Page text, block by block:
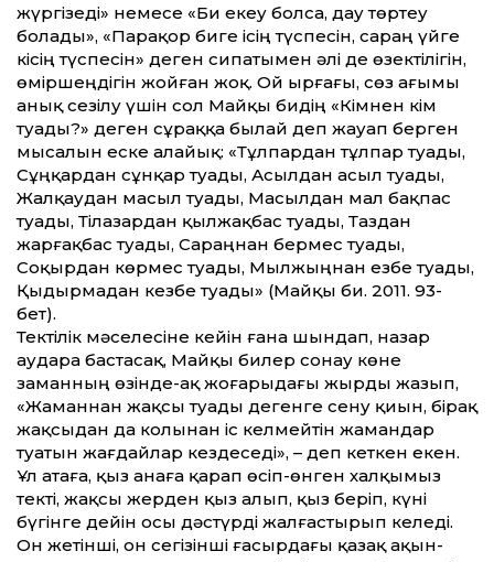
жүргізеді» немесе «Би екеу болса, дау төртеу
болады», «Парақор биге ісің түспесін, сараң үйге
кісің түспесін» деген сипатымен әлі де өзектілігін,
өміршеңдігін жойған жоқ. Ой ырғағы, сөз ағымы
анық сезілу үшін сол Майқы бидің «Кімнен кім
туады?» деген сұраққа былай деп жауап берген
мысалын еске алайық: «Тұлпардан тұлпар туады,
Сұңқардан сұнқар туады, Асылдан асыл туады,
Жалқаудан масыл туады, Масылдан мал бақпас
туады, Тілазардан қылжақбас туады, Таздан
жарғақбас туа­ды, Сараңнан бермес туады,
Соқырдан көрмес туады, Мылжыңнан езбе туады,
Қыдырмадан кезбе туады» (Майқы би. 2011. 93-
бет).
Тектілік мәселесіне ке­йін ғана шындап, назар
аудара бастасақ, Майқы билер сонау көне
заманның өзінде-ақ жоғарыдағы жырды жазып,
«Жаманнан жақсы туады дегенге сену қиын, бірақ
жақсыдан да колынан іс келмейтін жамандар
туатын жағдайлар кез­деседі», – деп кеткен екен.
Ұл атаға, қыз анаға қарап өсіп-өнген халқымыз
текті, жақсы жерден қыз алып, қыз беріп, күні
бүгінге де­йін осы дәстүрді жалғастырып келеді.
Он жетінші, он сегізінші ғасырдағы қазақ ақын-